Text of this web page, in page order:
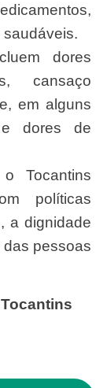
saudáveis.
dores
cansaço
em alguns
e dores de
Tocantins
políticas
a dignidade
pessoas